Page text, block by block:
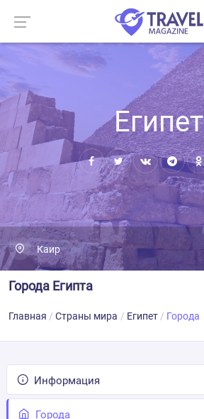
Египет
Каир
Города Египта
Главная Страны мира Египет Города
Информация
Города